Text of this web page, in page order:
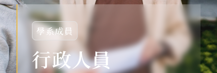
學系成員
行政人員